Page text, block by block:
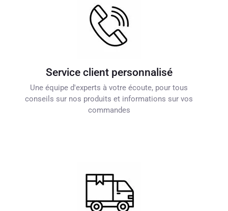
Service client personnalisé
Une équipe d'experts à votre écoute, pour tous
conseils sur nos produits et informations sur vos
commandes